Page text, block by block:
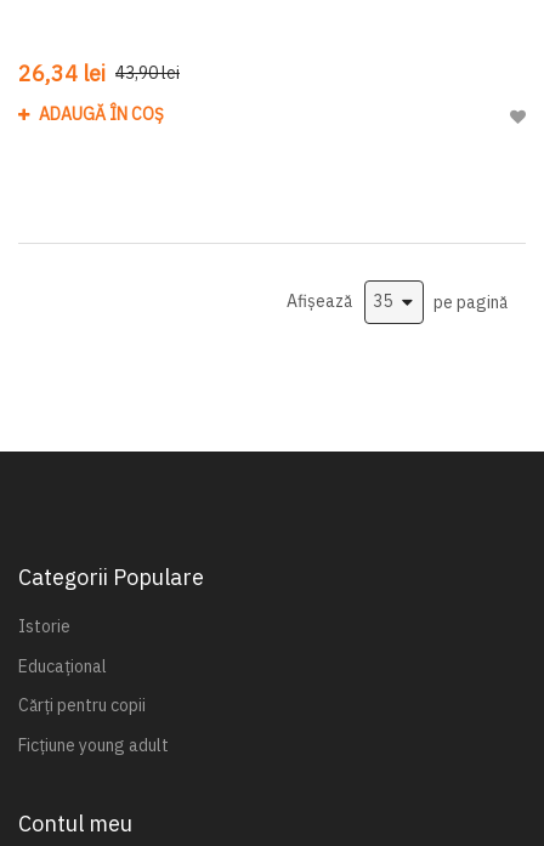
26,34 lei 43,90 lei
ADAUGĂ ÎN COȘ
Afișează pe pagină
Categorii Populare
Istorie
Educațional
Cărți pentru copii
Ficțiune young adult
Contul meu